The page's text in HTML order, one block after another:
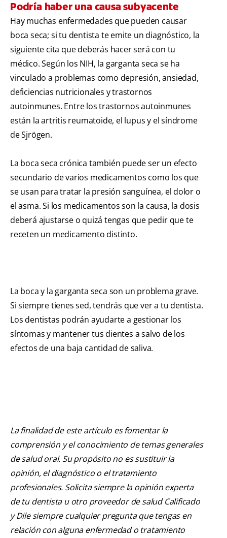
Podría haber una causa subyacente
Hay muchas enfermedades que pueden causar
boca seca; si tu dentista te emite un diagnóstico, la
siguiente cita que deberás hacer será con tu
médico. Según los NIH, la garganta seca se ha
vinculado a problemas como depresión, ansiedad,
deficiencias nutricionales y trastornos
autoinmunes. Entre los trastornos autoinmunes
están la artritis reumatoide, el lupus y el síndrome
de Sjrögen.
La boca seca crónica también puede ser un efecto
secundario de varios medicamentos como los que
se usan para tratar la presión sanguínea, el dolor o
el asma. Si los medicamentos son la causa, la dosis
deberá ajustarse o quizá tengas que pedir que te
receten un medicamento distinto.
La boca y la garganta seca son un problema grave.
Si siempre tienes sed, tendrás que ver a tu dentista.
Los dentistas podrán ayudarte a gestionar los
síntomas y mantener tus dientes a salvo de los
efectos de una baja cantidad de saliva.
La finalidad de este artículo es fomentar la
comprensión y el conocimiento de temas generales
de salud oral. Su propósito no es sustituir la
opinión, el diagnóstico o el tratamiento
profesionales. Solicita siempre la opinión experta
de tu dentista u otro proveedor de salud Calificado
y Dile siempre cualquier pregunta que tengas en
relación con alguna enfermedad o tratamiento